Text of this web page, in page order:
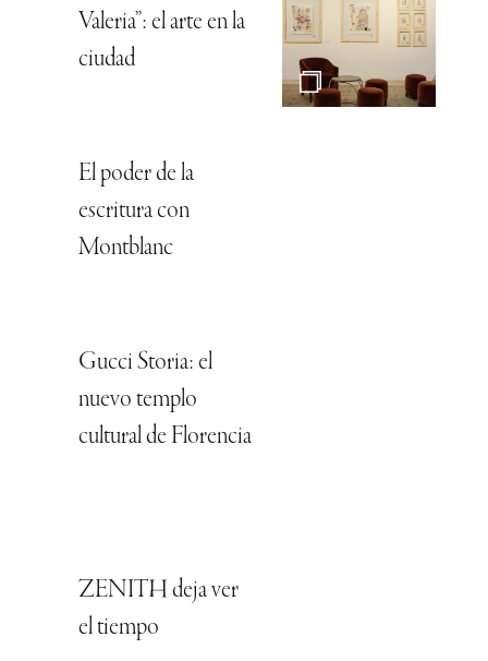
Valeria”: el arte en la
ciudad
El poder de la
escritura con
Montblanc
Gucci Storia: el
nuevo templo
cultural de Florencia
ZENITH deja ver
el tiempo